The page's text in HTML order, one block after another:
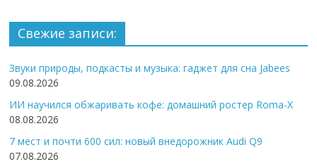
Свежие записи:
Звуки природы, подкасты и музыка: гаджет для сна Jabees
09.08.2026
ИИ научился обжаривать кофе: домашний ростер Roma-X
08.08.2026
7 мест и почти 600 сил: новый внедорожник Audi Q9
07.08.2026